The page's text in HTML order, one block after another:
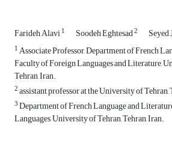
Farideh Alavi1 Soodeh Eghtesad2
1Associate Professor, Department of French
Faculty of Foreign Languages and Literature,
Tehran, Iran.
2assistant professor at the University of Tehran,
3Department of French Language and
Languages, University of Tehran, Tehran, Iran.